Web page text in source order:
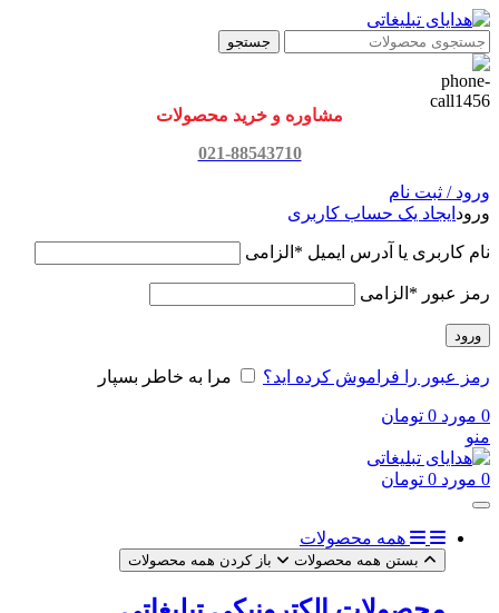
جستجو
مشاوره و خرید محصولات
021-88543710
ورود / ثبت نام
ورود ایجاد یک حساب کاربری
نام کاربری یا آدرس ایمیل * الزامی
رمز عبور * الزامی
ورود
رمز عبور را فراموش کرده اید؟ مرا به خاطر بسپار
0 مورد 0 تومان
منو
0 مورد 0 تومان
همه محصولات
بستن همه محصولات باز کردن همه محصولات